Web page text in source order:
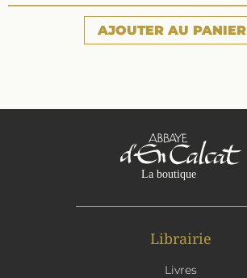
AJOUTER AU PANIER
Librairie
Livres